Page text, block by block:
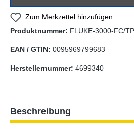
Zum Merkzettel hinzufügen
Produktnummer: FLUKE-3000-FC/
EAN / GTIN: 0095969799683
Herstellernummer: 4699340
Beschreibung